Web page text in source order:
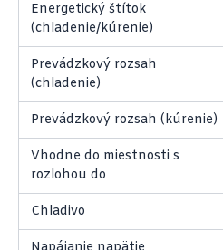
Energetický štítok
(chladenie/kúrenie)
Prevádzkový rozsah
(chladenie)
Prevádzkový rozsah (kúrenie)
Vhodne do miestnosti s
rozlohou do
Chladivo